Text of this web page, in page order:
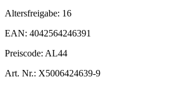
Altersfreigabe: 16
EAN: 4042564246391
Preiscode: AL44
Art. Nr.: X5006424639-9